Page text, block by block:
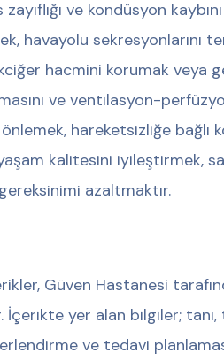
ve kondüsyon
havayolu sekresyonlarını
hacmini korumak veya
ve ventilasyon-
önlemek, hareketsizliğe
kalitesini iyileştirmek,
azaltmaktır.
Güven Hastanesi
İçerikte yer alan bilgiler;
ve tedavi